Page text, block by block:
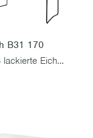
B31 170
Weiß lackierte Eiche mit schwarzem Gestell